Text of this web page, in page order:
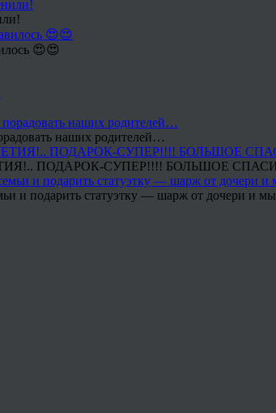
😍😍
наших родителей…
ПОДАРОК-СУПЕР!!!! БОЛЬШОЕ
и подарить статуэтку — шарж от дочери и